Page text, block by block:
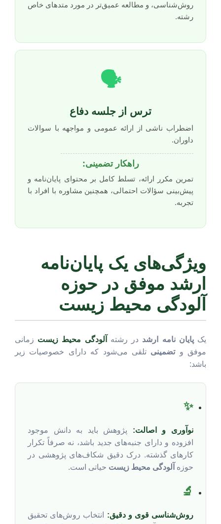
روش‌شناسی، و مطالعه عمیق‌تر در مورد متدهای خاص
رشته.
🗣️
ترس از جلسه دفاع
اضطراب ناشی از ارائه عمومی و مواجهه با سوالات
داوران.
راهکار تضمینی:
تمرین مکرر ارائه، تسلط کامل بر محتوای پایان‌نامه و
پیش‌بینی سؤالات احتمالی، همچنین مشاوره با افراد با
تجربه.
ویژگی‌های یک پایان‌نامه
ارشد موفق در حوزه
آلودگی محیط زیست
یکپایان نامه ارشد در رشته آلودگی محیط زیست زمانی
موفق وتضمینی تلقی می‌شود که دارای خصوصیات زیر
باشد:
✨
نوآوری و اصالت: پژوهش باید به دانش موجود
افزوده و دارای جنبه‌های جدید باشد، نه صرفاً تکرار
کارهای گذشته. درک دقیق شکاف‌های پژوهشی در
حوزه آلودگی محیط زیست حیاتی است.
🔬
روش‌شناسی قوی و دقیق: انتخاب روش‌های تحقیق